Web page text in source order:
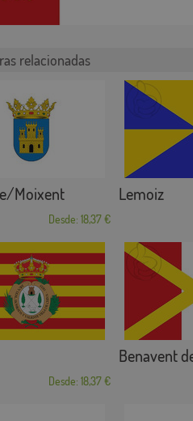
relacionadas
Moixent
Desde: 18,37 €
Lemoiz
Desde: 18,37 €
Benavent